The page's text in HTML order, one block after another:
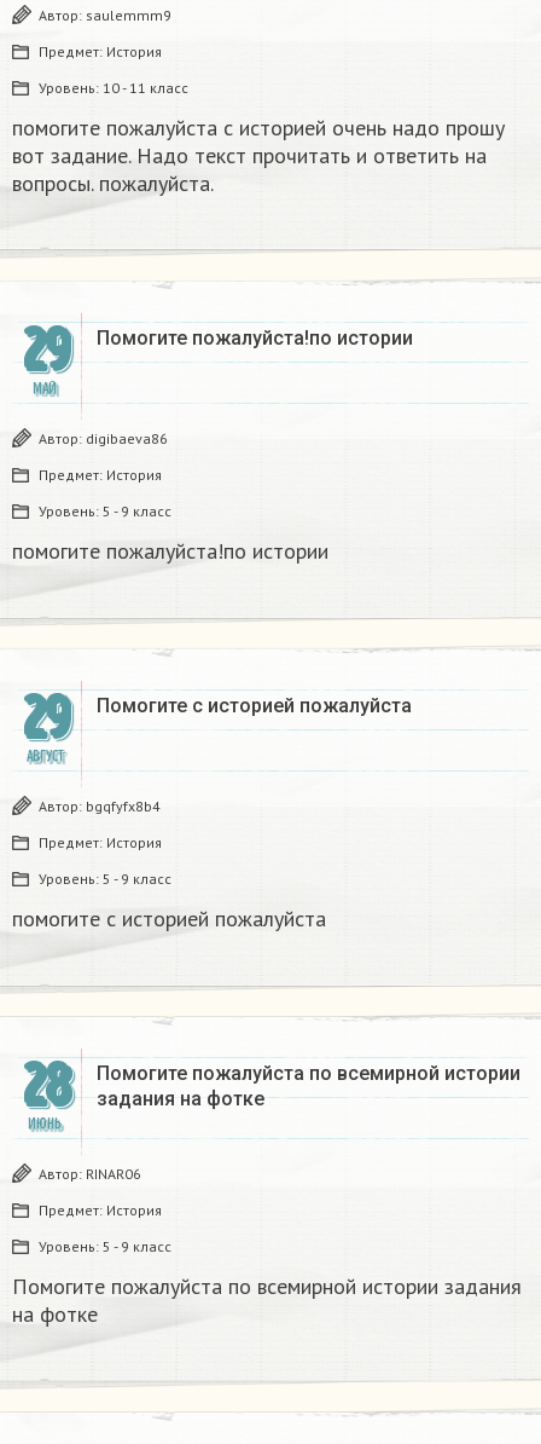
Автор: saulemmm9
Предмет: История
Уровень: 10 - 11 класс
помогите пожалуйста с историей очень надо прошу
вот задание. Надо текст прочитать и ответить на
вопросы. пожалуйста.
29
МАЙ
Помогите пожалуйста!по истории ​
Автор: digibaeva86
Предмет: История
Уровень: 5 - 9 класс
помогите пожалуйста!по истории ​
29
АВГУСТ
Помогите с историей пожалуйста ​
Автор: bgqfyfx8b4
Предмет: История
Уровень: 5 - 9 класс
помогите с историей пожалуйста ​
28
ИЮНЬ
Помогите пожалуйста по всемирной истории ​
задания на фотке
Автор: RINAR06
Предмет: История
Уровень: 5 - 9 класс
Помогите пожалуйста по всемирной истории ​задания
на фотке